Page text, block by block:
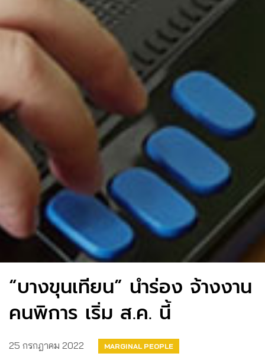
“บางขุนเทียน” นำร่อง จ้างงาน
คนพิการ เริ่ม ส.ค. นี้
25 กรกฎาคม 2022 MARGINAL PEOPLE